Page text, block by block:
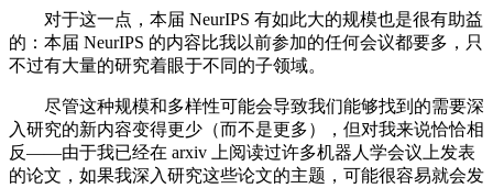
对于这一点，本届 NeurIPS 有如此大的规模也是很有助益
的：本届 NeurIPS 的内容比我以前参加的任何会议都要多，只
不过有大量的研究着眼于不同的子领域。
尽管这种规模和多样性可能会导致我们能够找到的需要深
入研究的新内容变得更少（而不是更多），但对我来说恰恰相
反——由于我已经在 arxiv 上阅读过许多机器人学会议上发表
的论文，如果我深入研究这些论文的主题，可能很容易就会发